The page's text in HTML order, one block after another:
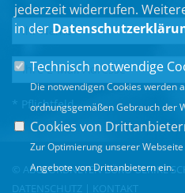
* Pflichtfeld
© ABGEORDNETEN BÜRO ULRIKE
DATENSCHUTZ
KONTAKT
jederzeit widerrufen.
in der
Technisch notwendige
Die notwendigen Cookies werden
ordnungsgemäßen Gebrauch der
Cookies von
Zur Optimierung unserer
Angebote von Drittanbietern ein.